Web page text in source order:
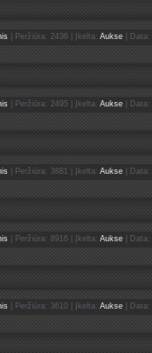
| Peržiūra: 2436 | Įkelta: Aukse| Data:
| Peržiūra: 2495 | Įkelta: Aukse| Data:
| Peržiūra: 3881 | Įkelta: Aukse | Data:
| Peržiūra: 8916 | Įkelta: Aukse | Data:
| Peržiūra: 3610 | Įkelta: Aukse| Data: